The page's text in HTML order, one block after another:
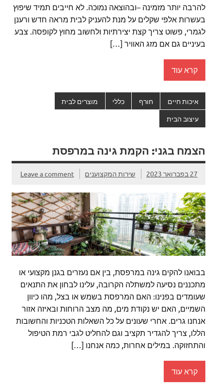
להרבה יותר מזמינה –ובהוצאה נמוכה. לא חייבים תמיד שיפוץ
בעשרות אלפי שקלים על מנת להעניק לבית מראה חדש ורענן
לגמרי, פשוט צריך קצת יצירתיות ולחשוב מחוץ לקופסה. צבע
בעיניים גם אם מזג האוויר […]
קרא עוד
איכות חיים חורף כללי מוצרים לבית
עיצוב הבית
הצמח בגני: הקמת גינה במרפסת
27 בפברואר 2023 שירות המקצוענים Leave a comment
בבואנו להקים גינה במרפסת, בין אם נעזרים בגנן מקצועי או
מתכננים נסיעה למשתלה הקרובה, עלינו לבחון את התנאים
שעומדים בפנינו: האם המרפסת בשמש או בצל, מהו כיוון
השמיים, האם יש נקודת מים, מה מצב הרוחות ובאיזה אזור
אנחנו גרים. אחרי שעונים על כל השאלות הטכניות והחשובות
הללו, צריך להגדיר תקציב וגם להחליט לגבי רמת הטיפול
והתחזוקה. במילים אחרות, כמה אנחנו […]
קרא עוד